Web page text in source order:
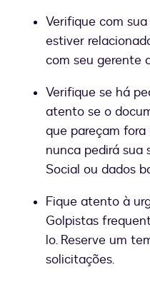
Verifique com
estiver
com seu gerente
Verifique se há
atento se o
que pareçam
nunca pedirá sua
Social ou dados
Fique atento à
Golpistas
lo. Reserve um
solicitações.